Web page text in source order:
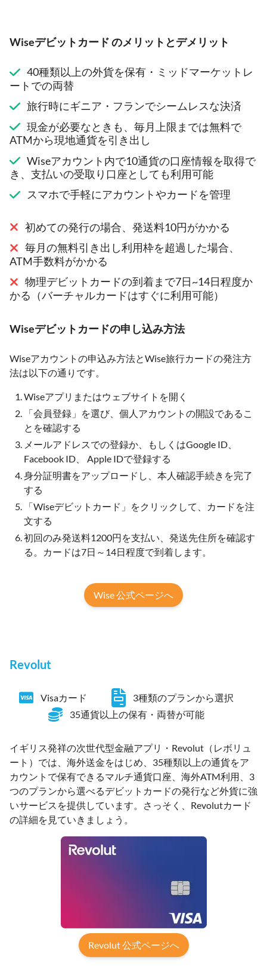
Wiseデビットカード のメリットとデメリット
40種類以上の外貨を保有・ミッドマーケットレ
ートでの両替
旅行時にギニア・フランでシームレスな決済
現金が必要なときも、毎月上限までは無料で
ATMから現地通貨を引き出し
Wiseアカウント内で10通貨の口座情報を取得で
き、支払いの受取り口座としても利用可能
スマホで手軽にアカウントやカードを管理
初めての発行の場合、発送料10円がかかる
毎月の無料引き出し利用枠を超過した場合、
ATM手数料がかかる
物理デビットカードの到着まで7日~14日程度か
かる（バーチャルカードはすぐに利用可能）
Wiseデビットカードの申し込み方法
Wiseアカウントの申込み方法とWise旅行カードの発注方
法は以下の通りです。
Wiseアプリまたはウェブサイトを開く
「会員登録」を選び、個人アカウントの開設であるこ
とを確認する
メールアドレスでの登録か、もしくはGoogle ID、
Facebook ID、 Apple IDで登録する
身分証明書をアップロードし、本人確認手続きを完了
する
「Wiseデビットカード」をクリックして、カードを注
文する
初回のみ発送料1200円を支払い、発送先住所を確認す
る。カードは7日～14日程度で到着します。
Wise 公式ページへ
Revolut
Visaカード
3種類のプランから選択
35通貨以上の保有・両替が可能
イギリス発祥の次世代型金融アプリ・Revolut（レボリュ
ート）では、海外送金をはじめ、35種類以上の通貨をア
カウントで保有できるマルチ通貨口座、海外ATM利用、3
つのプランから選べるデビットカードの発行など外貨に強
いサービスを提供しています。さっそく、Revolutカード
の詳細を見ていきましょう。
Revolut 公式ページへ